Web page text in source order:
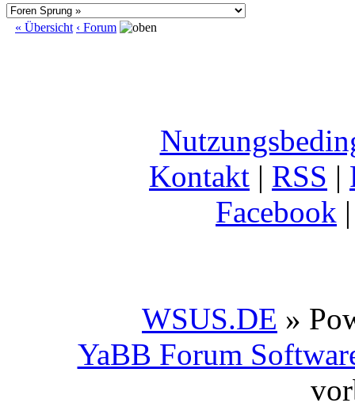
« Übersicht ‹ Forum
Kontakt | RSS |
Facebook
WSUS.DE »
YaBB Forum